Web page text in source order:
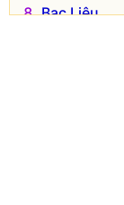
Bạc Liêu